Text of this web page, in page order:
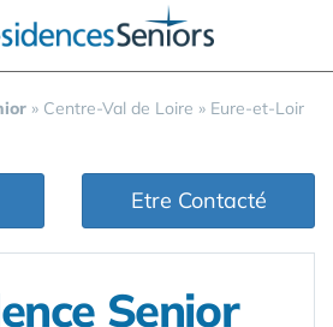
» Centre-Val de Loire » Eure-et-Loir
Etre Contacté
Senior